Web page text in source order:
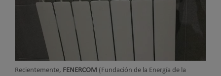
Recientemente, FENERCOM (Fundación de la Energía de la